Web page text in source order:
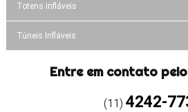
Totens infláveis
Túneis Infláveis
Entre em contato
(11) 4242-